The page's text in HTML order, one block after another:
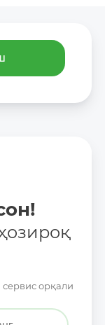
сервис орқали